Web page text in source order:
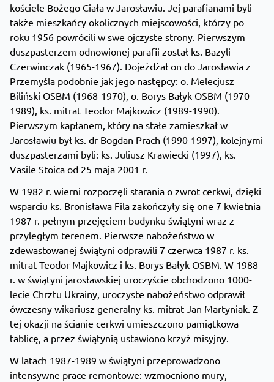
kościele Bożego Ciała w Jarosławiu. Jej parafianami byli
także mieszkańcy okolicznych miejscowości, którzy po
roku 1956 powrócili w swe ojczyste strony. Pierwszym
duszpasterzem odnowionej parafii został ks. Bazyli
Czerwinczak (1965-1967). Dojeżdżał on do Jarosławia z
Przemyśla podobnie jak jego następcy: o. Melecjusz
Biliński OSBM (1968-1970), o. Borys Bałyk OSBM (1970-
1989), ks. mitrat Teodor Majkowicz (1989-1990).
Pierwszym kapłanem, który na stałe zamieszkał w
Jarosławiu był ks. dr Bogdan Prach (1990-1997), kolejnymi
duszpasterzami byli: ks. Juliusz Krawiecki (1997), ks.
Vasile Stoica od 25 maja 2001 r.
W 1982 r. wierni rozpoczęli starania o zwrot cerkwi, dzięki
wsparciu ks. Bronisława Fila zakończyły się one 7 kwietnia
1987 r. pełnym przejęciem budynku świątyni wraz z
przyległym terenem. Pierwsze nabożeństwo w
zdewastowanej świątyni odprawili 7 czerwca 1987 r. ks.
mitrat Teodor Majkowicz i ks. Borys Bałyk OSBM. W 1988
r. w świątyni jarosławskiej uroczyście obchodzono 1000-
lecie Chrztu Ukrainy, uroczyste nabożeństwo odprawił
ówczesny wikariusz generalny ks. mitrat Jan Martyniak. Z
tej okazji na ścianie cerkwi umieszczono pamiątkowa
tablicę, a przez świątynią ustawiono krzyż misyjny.
W latach 1987-1989 w świątyni przeprowadzono
intensywne prace remontowe: wzmocniono mury,